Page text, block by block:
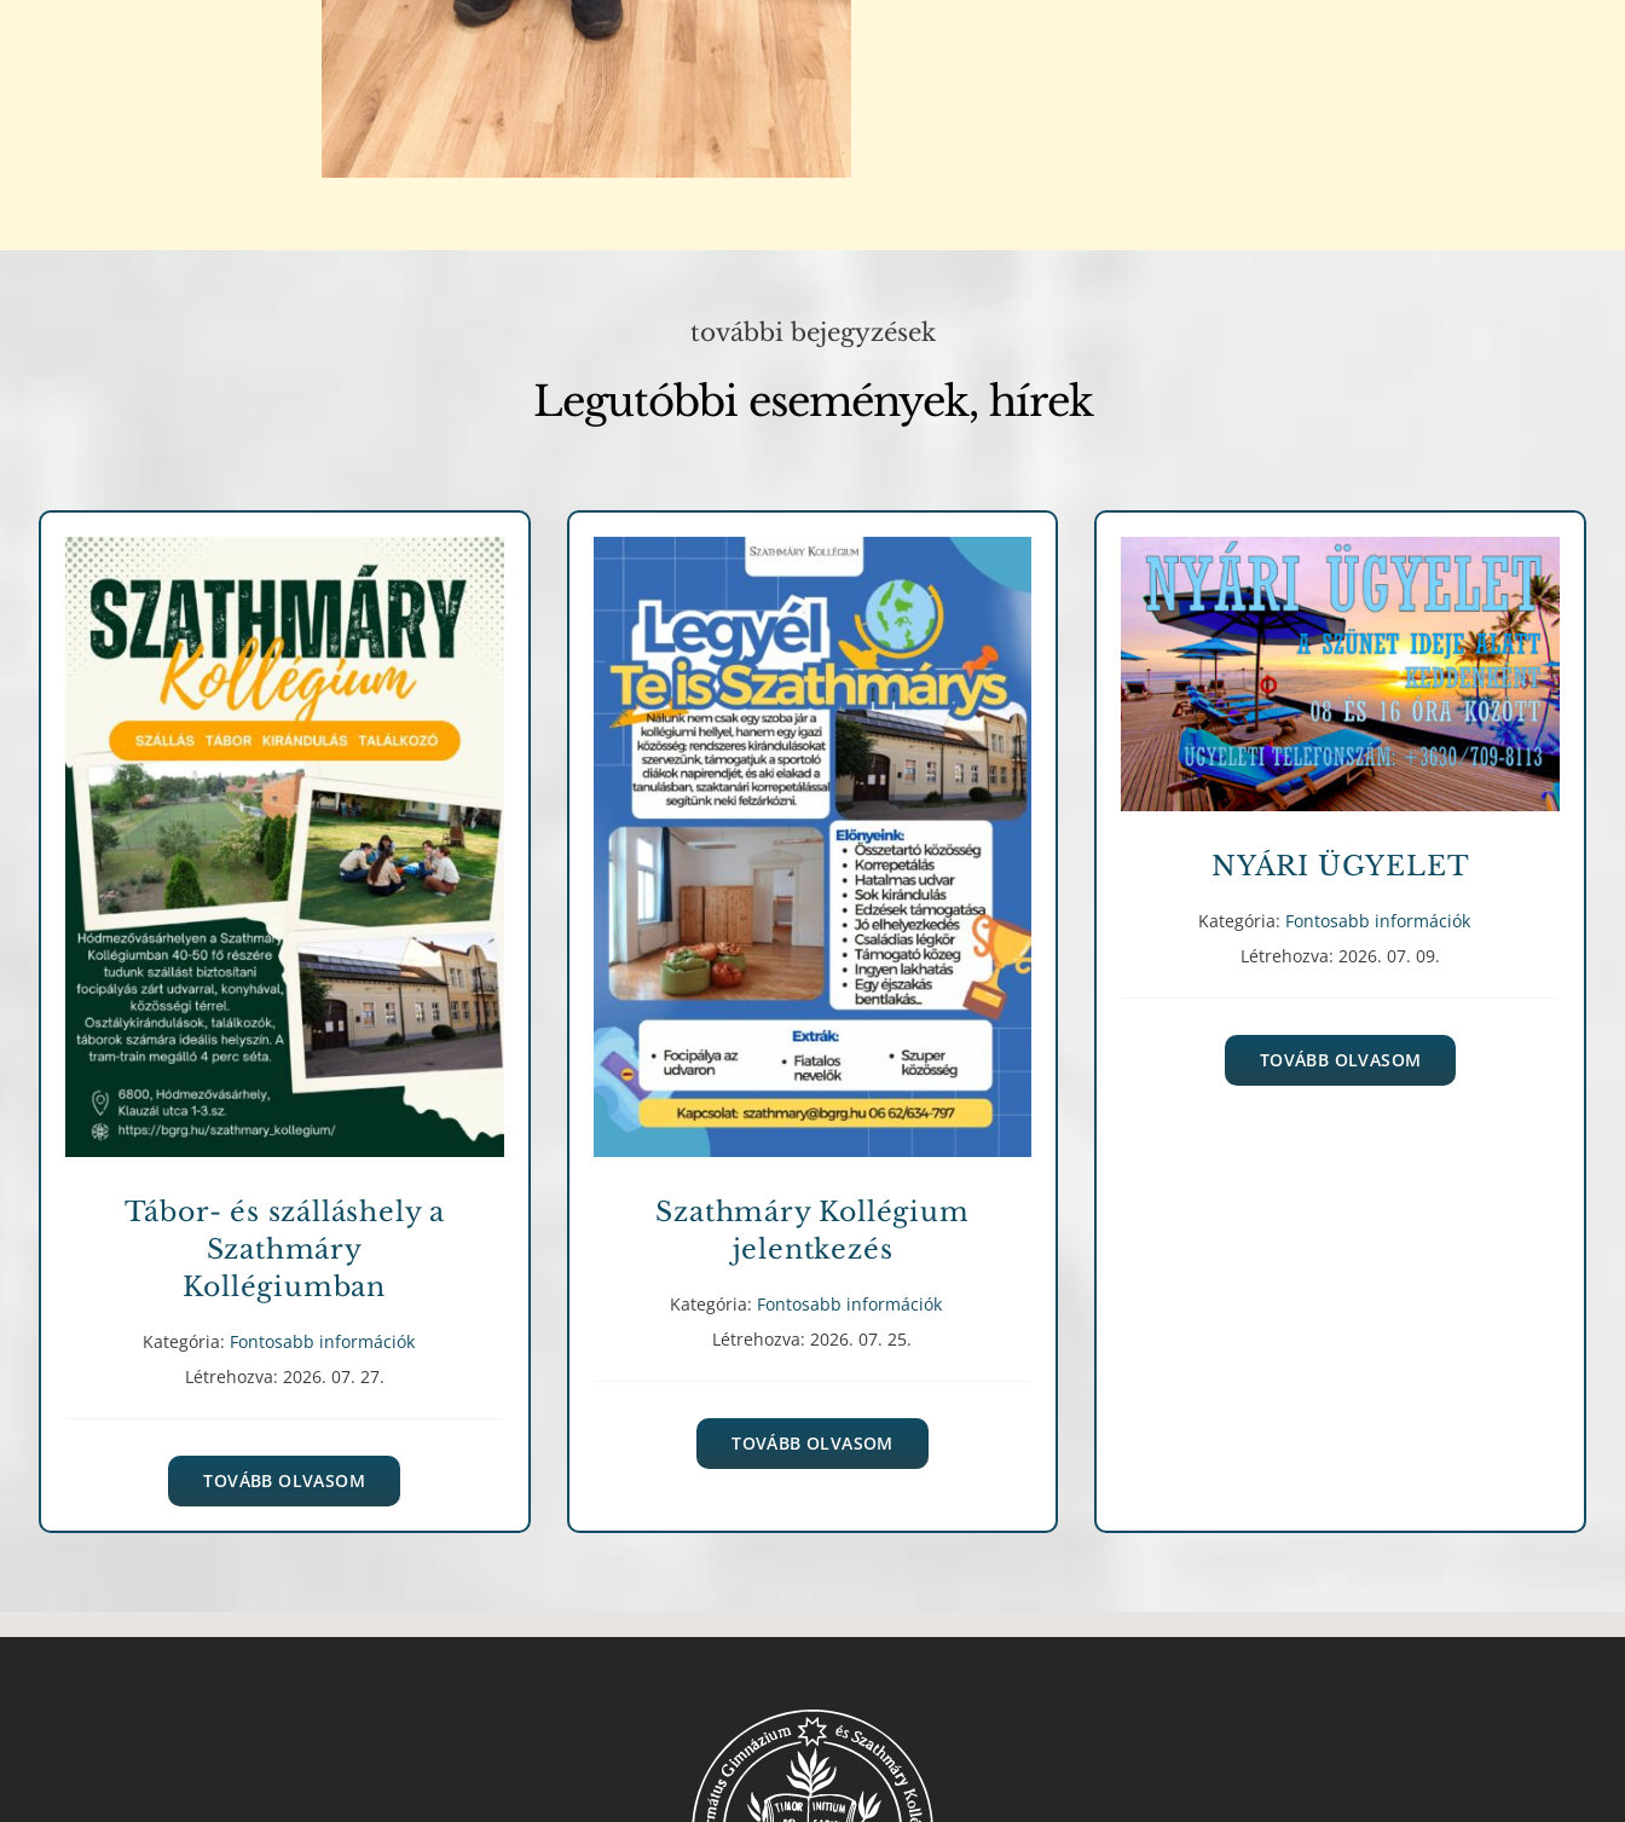
további bejegyzések
Legutóbbi események, hírek
Fontosabb információk
Tábor- és szálláshely a
Szathmáry
Kollégiumban
Kategória: Fontosabb információk
Létrehozva: 2026. 07. 27.
TOVÁBB OLVASOM
Fontosabb információk
Szathmáry Kollégium
jelentkezés
Kategória: Fontosabb információk
Létrehozva: 2026. 07. 25.
TOVÁBB OLVASOM
Fontosabb információk
NYÁRI ÜGYELET
Kategória: Fontosabb információk
Létrehozva: 2026. 07. 09.
TOVÁBB OLVASOM